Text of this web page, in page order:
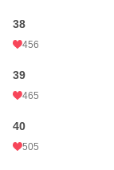
38
456
39
465
40
505